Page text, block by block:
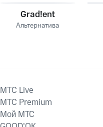
Grad!ent
Альтернатива
MTС Live
MTС Premium
Мой МТС